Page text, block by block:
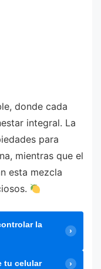
donde cada
integral. La
para
mientras que el
esta mezcla
la
tu celular